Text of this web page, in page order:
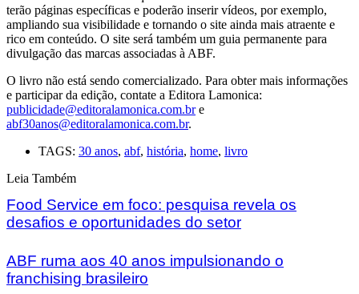
terão páginas específicas e poderão inserir vídeos, por exemplo,
ampliando sua visibilidade e tornando o site ainda mais atraente e
rico em conteúdo. O site será também um guia permanente para
divulgação das marcas associadas à ABF.
O livro não está sendo comercializado. Para obter mais informações
e participar da edição, contate a Editora Lamonica:
publicidade@editoralamonica.com.bre
abf30anos@editoralamonica.com.br.
TAGS: 30 anos, abf, história, home, livro
Leia Também
Food Service em foco: pesquisa revela os
desafios e oportunidades do setor
ABF ruma aos 40 anos impulsionando o
franchising brasileiro